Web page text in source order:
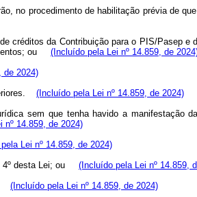
no procedimento de habilitação prévia de
créditos da Contribuição para o PIS/Pasep
ou (Incluído pela Lei nº 14.859, de
de 2024)
(Incluído pela Lei nº 14.859, de 2024)
sem que tenha havido a manifestação
nº 14.859, de 2024)
Lei nº 14.859, de 2024)
4º desta Lei; ou (Incluído pela Lei nº 14.859,
(Incluído pela Lei nº 14.859, de 2024)